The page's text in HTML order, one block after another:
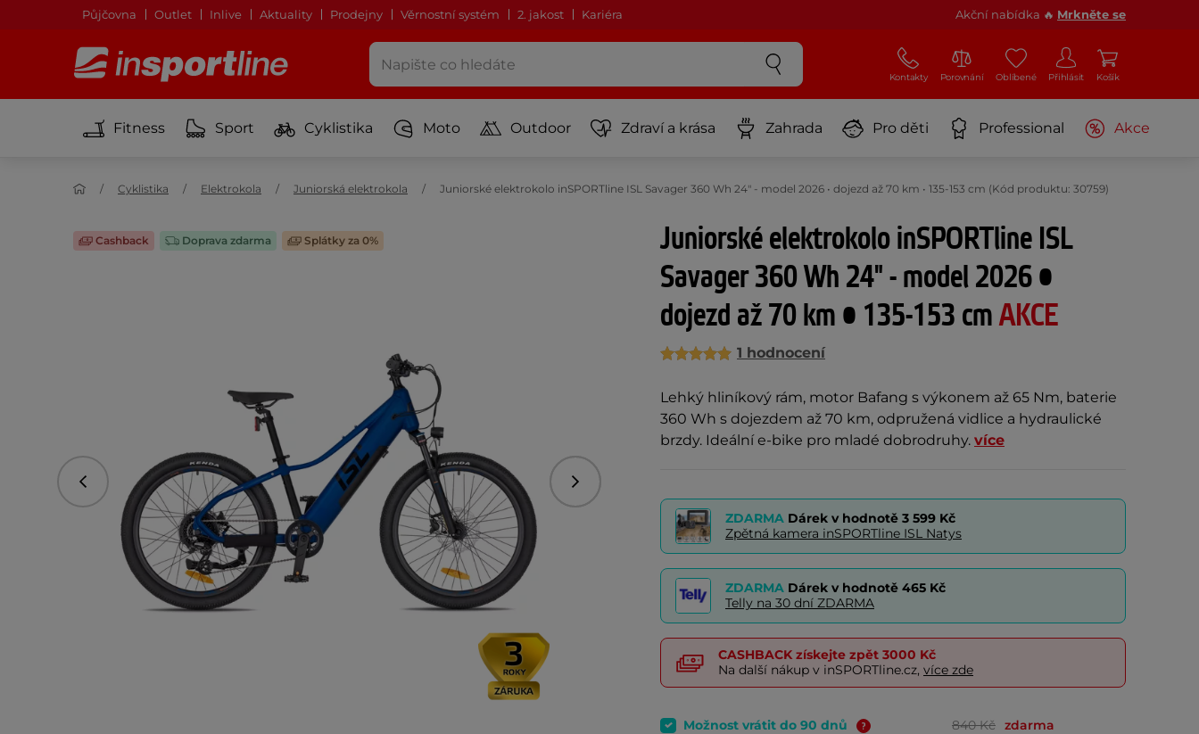
Půjčovna Outlet Inlive Aktuality Prodejny Věrnostní systém 2. jakost Kariéra Akční nabídka 🔥 Mrkněte se
Kontakty Porovnání Oblíbené Přihlásit Košík
Fitness Sport Cyklistika Moto Outdoor Zdraví a krása Zahrada Pro děti Professional Akce
Cyklistika Elektrokola Juniorská elektrokola Juniorské elektrokolo inSPORTline ISL Savager 360 Wh 24" - model 2026 • dojezd až 70 km • 135-153 cm (Kód produktu: 30759)
Juniorské elektrokolo inSPORTline ISL
Savager 360 Wh 24" - model 2026 •
dojezd až 70 km • 135-153 cmAKCE
1 hodnocení
Lehký hliníkový rám, motor Bafang s výkonem až 65 Nm, baterie
360 Wh s dojezdem až 70 km, odpružená vidlice a hydraulické
brzdy. Ideální e-bike pro mladé dobrodruhy. více
Cashback Doprava zdarma Splátky za 0%
Předchozí Následující
ZDARMA Dárek v hodnotě 3 599 Kč
Zpětná kamera inSPORTline ISL Natys
ZDARMA Dárek v hodnotě 465 Kč
Telly na 30 dní ZDARMA
CASHBACK získejte zpět 3000 Kč
Na další nákup v inSPORTline.cz, více zde
Možnost vrátit do 90 dnů 840 Kč zdarma